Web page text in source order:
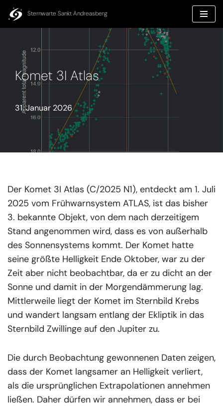
springen
Zum
springen
Sternwarte Sankt Andreasberg
Komet 3I Atlas
31. Januar 2026
Der Komet 3I Atlas (C/2025 N1), entdeckt am 1. Juli
2025 vom Frühwarnsystem ATLAS, ist das bisher
3. bekannte Objekt, von dem nach derzeitigem
Stand angenommen wird, dass es von außerhalb
des Sonnensystems kommt. Der Komet hatte
seine größte Helligkeit Ende Oktober, war zu der
Zeit aber nicht beobachtbar, da er zu dicht an der
Sonne und damit in der Morgendämmerung lag.
Mittlerweile liegt der Komet im Sternbild Krebs
und wandert langsam entlang der Ekliptik in das
Sternbild Zwillinge auf den Jupiter zu.
Die durch Beobachtung gewonnenen Daten zeigen,
dass der Komet langsamer an Helligkeit verliert,
als die ursprünglichen Extrapolationen annehmen
ließen. Daher dürfen wir annehmen, dass er bei